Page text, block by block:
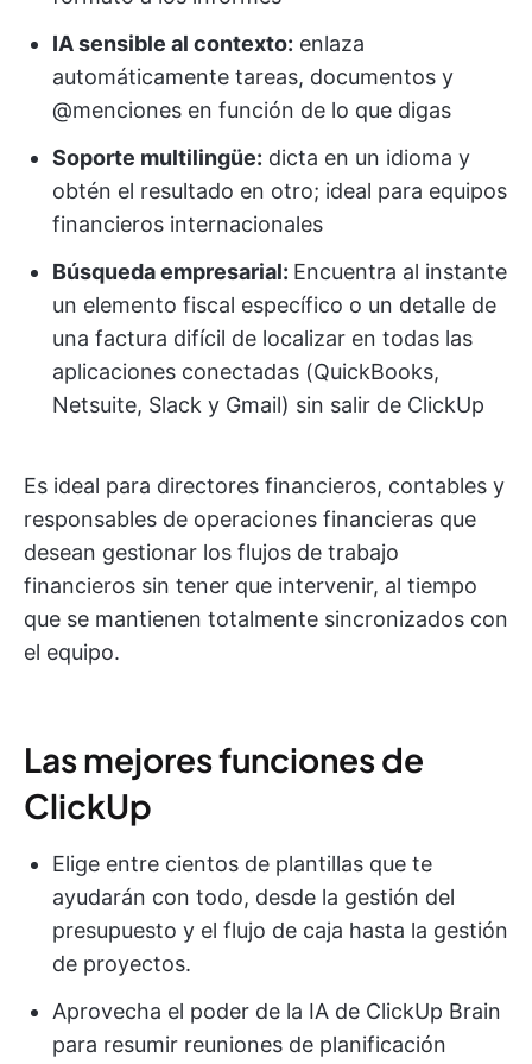
IA sensible al contexto: enlaza
automáticamente tareas, documentos y
@menciones en función de lo que digas
Soporte multilingüe: dicta en un idioma y
obtén el resultado en otro; ideal para equipos
financieros internacionales
Búsqueda empresarial: Encuentra al instante
un elemento fiscal específico o un detalle de
una factura difícil de localizar en todas las
aplicaciones conectadas (QuickBooks,
Netsuite, Slack y Gmail) sin salir de ClickUp
Es ideal para directores financieros, contables y
responsables de operaciones financieras que
desean gestionar los flujos de trabajo
financieros sin tener que intervenir, al tiempo
que se mantienen totalmente sincronizados con
el equipo.
Las mejores funciones de
ClickUp
Elige entre cientos de plantillas que te
ayudarán con todo, desde la gestión del
presupuesto y el flujo de caja hasta la gestión
de proyectos.
Aprovecha el poder de la IA de ClickUp Brain
para resumir reuniones de planificación